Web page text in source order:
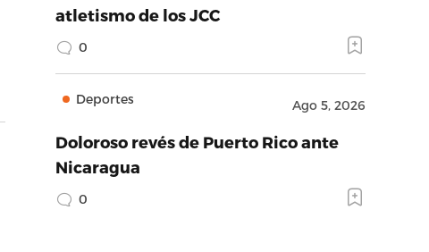
atletismo de los JCC
0
Deportes Ago 5, 2026
Doloroso revés de Puerto Rico ante
Nicaragua
0